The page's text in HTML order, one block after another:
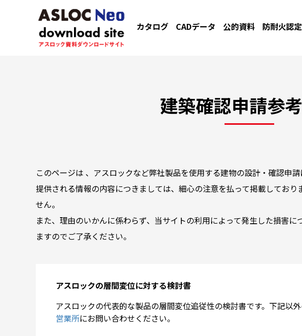
カタログ CADデータ 公的資料 防耐火認
建築確認申請参
このページは 、アスロックなど弊社製品を使用する建物の設計・確認申
提供される情報の内容につきましては、細心の注意を払って掲載してお
せん。
また、理由のいかんに係わらず、当サイトの利用によって発生した損害
ますのでご了承ください。
アスロックの層間変位に対する検討書
アスロックの代表的な製品の層間変位追従性の検討書です。下記以外
営業所にお問い合わせください。